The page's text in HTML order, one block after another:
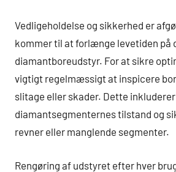
Vedligeholdelse og sikkerhed er
kommer til at forlænge levetiden på
diamantboreudstyr. For at sikre
vigtigt regelmæssigt at inspicere
slitage eller skader. Dette
diamantsegmenternes tilstand og
revner eller manglende segmenter.
Rengøring af udstyret efter hver